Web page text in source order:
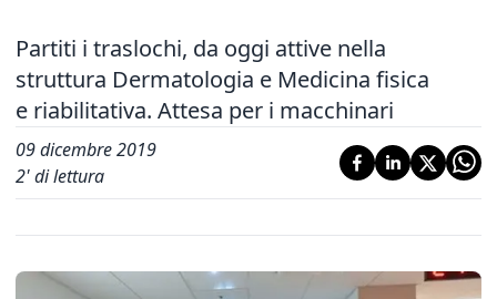
Partiti i traslochi, da oggi attive nella
struttura Dermatologia e Medicina fisica
e riabilitativa. Attesa per i macchinari
09 dicembre 2019
2' di lettura